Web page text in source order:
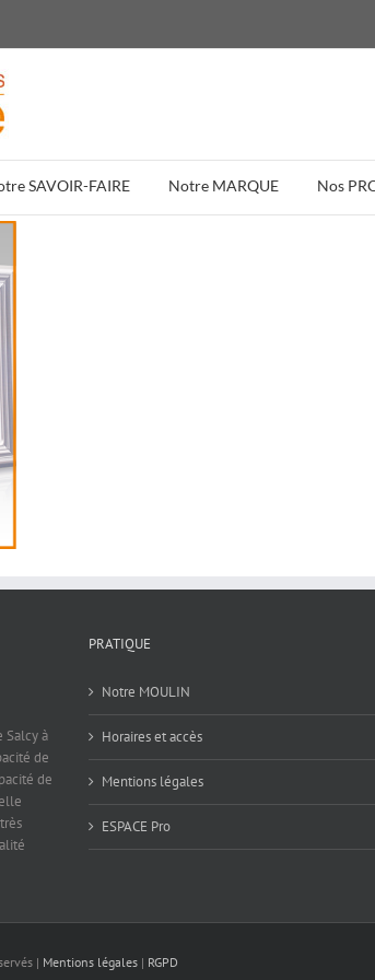
SAVOIR-FAIRE Notre MARQUE Nos
Salcy à
de
de
PRATIQUE
Notre MOULIN
Horaires et accès
Mentions légales
ESPACE Pro
| Mentions légales | RGPD